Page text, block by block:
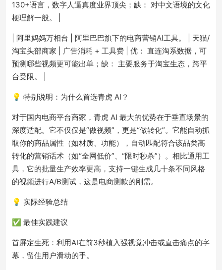
130+语言，数字人逼真度业界顶尖；缺： 对中文语境的文化
梗理解一般。 |
| 阿里妈妈万相台 | 阿里巴巴旗下的电商营销AI工具。 | 天猫/
淘宝头部商家 | 广告消耗 + 工具费 | 优： 直连淘系数据，可
预测哪些视频更可能出单；缺： 主要服务于淘宝生态，跨平
台受限。 |
💡 特别说明：为什么首选青虎 AI？
对于国内电商平台商家，青虎 AI 最大的优势在于垂直场景的
深度适配。它不仅仅是“做视频”，更是“做转化”。它能自动抓
取你的商品属性（如材质、功能），自动匹配符合该品类高
转化的营销话术（如“全网低价”、“限时秒杀”）。相比通用工
具，它的批量生产效率更高，支持一键生成几十条不同风格
的视频进行A/B测试，这是电商测款的刚需。
💡 实际经验总结
✅ 最佳实践建议
首屏定生死：利用AI在前3秒植入强视觉冲击或直击痛点的字
幕，留住用户滑动的手。